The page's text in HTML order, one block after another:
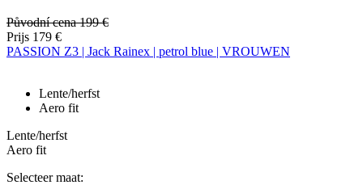
Původní cena199 €
Prijs 179 €
PASSION Z3 | Jack Rainex | petrol blue | VROUWEN
Lente/herfst
Aero fit
Lente/herfst
Aero fit
Selecteer maat: